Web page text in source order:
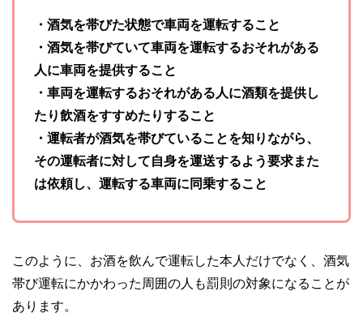
・酒気を帯びた状態で車両を運転すること
・酒気を帯びていて車両を運転するおそれがある
人に車両を提供すること
・車両を運転するおそれがある人に酒類を提供し
たり飲酒をすすめたりすること
・運転者が酒気を帯びていることを知りながら、
その運転者に対して自身を運送するよう要求また
は依頼し、運転する車両に同乗すること
このように、お酒を飲んで運転した本人だけでなく、酒気
帯び運転にかかわった周囲の人も罰則の対象になることが
あります。